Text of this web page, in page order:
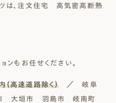
は、注文住宅 高気密高断熱
ンもお任せください。
高速道路除く） ／ 岐阜
大垣市 羽島市 岐南町